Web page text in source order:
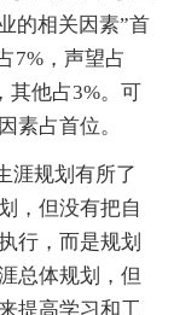
的相关因素”首
7%，声望占
其他占3%。可
素占首位。
规划有所了
，但没有把自
行，而是规划
总体规划，但
提高学习和工